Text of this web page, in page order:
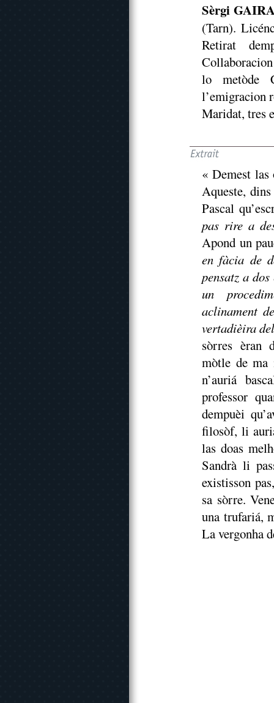
Sèrgi
(Tarn).
Retirat
lo metòde
l’emigracion
Maridat, tres
« Demest
Aqueste,
Pascal
pas rire a
Apond un
en fàcia de
pensatz a
un
aclinament
vertadièira
sòrres èran
mòtle de ma
n’auriá
professor
dempuèi
filosòf, li
las doas
Sandrà li
existisson
sa sòrre.
una trufariá,
La vergonha